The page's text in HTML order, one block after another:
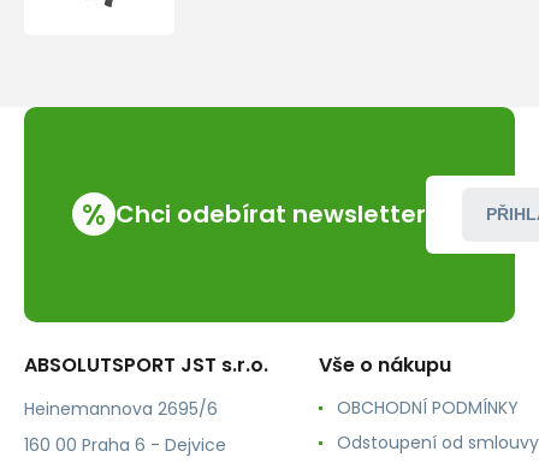
% Chci odebírat newsletter
ABSOLUTSPORT JST s.r.o.
Heinemannova 2695/6
160 00 Praha 6 - Dejvice
Vše o nákupu
OBCHODNÍ PODMÍNKY
Odstoupení od smlouvy